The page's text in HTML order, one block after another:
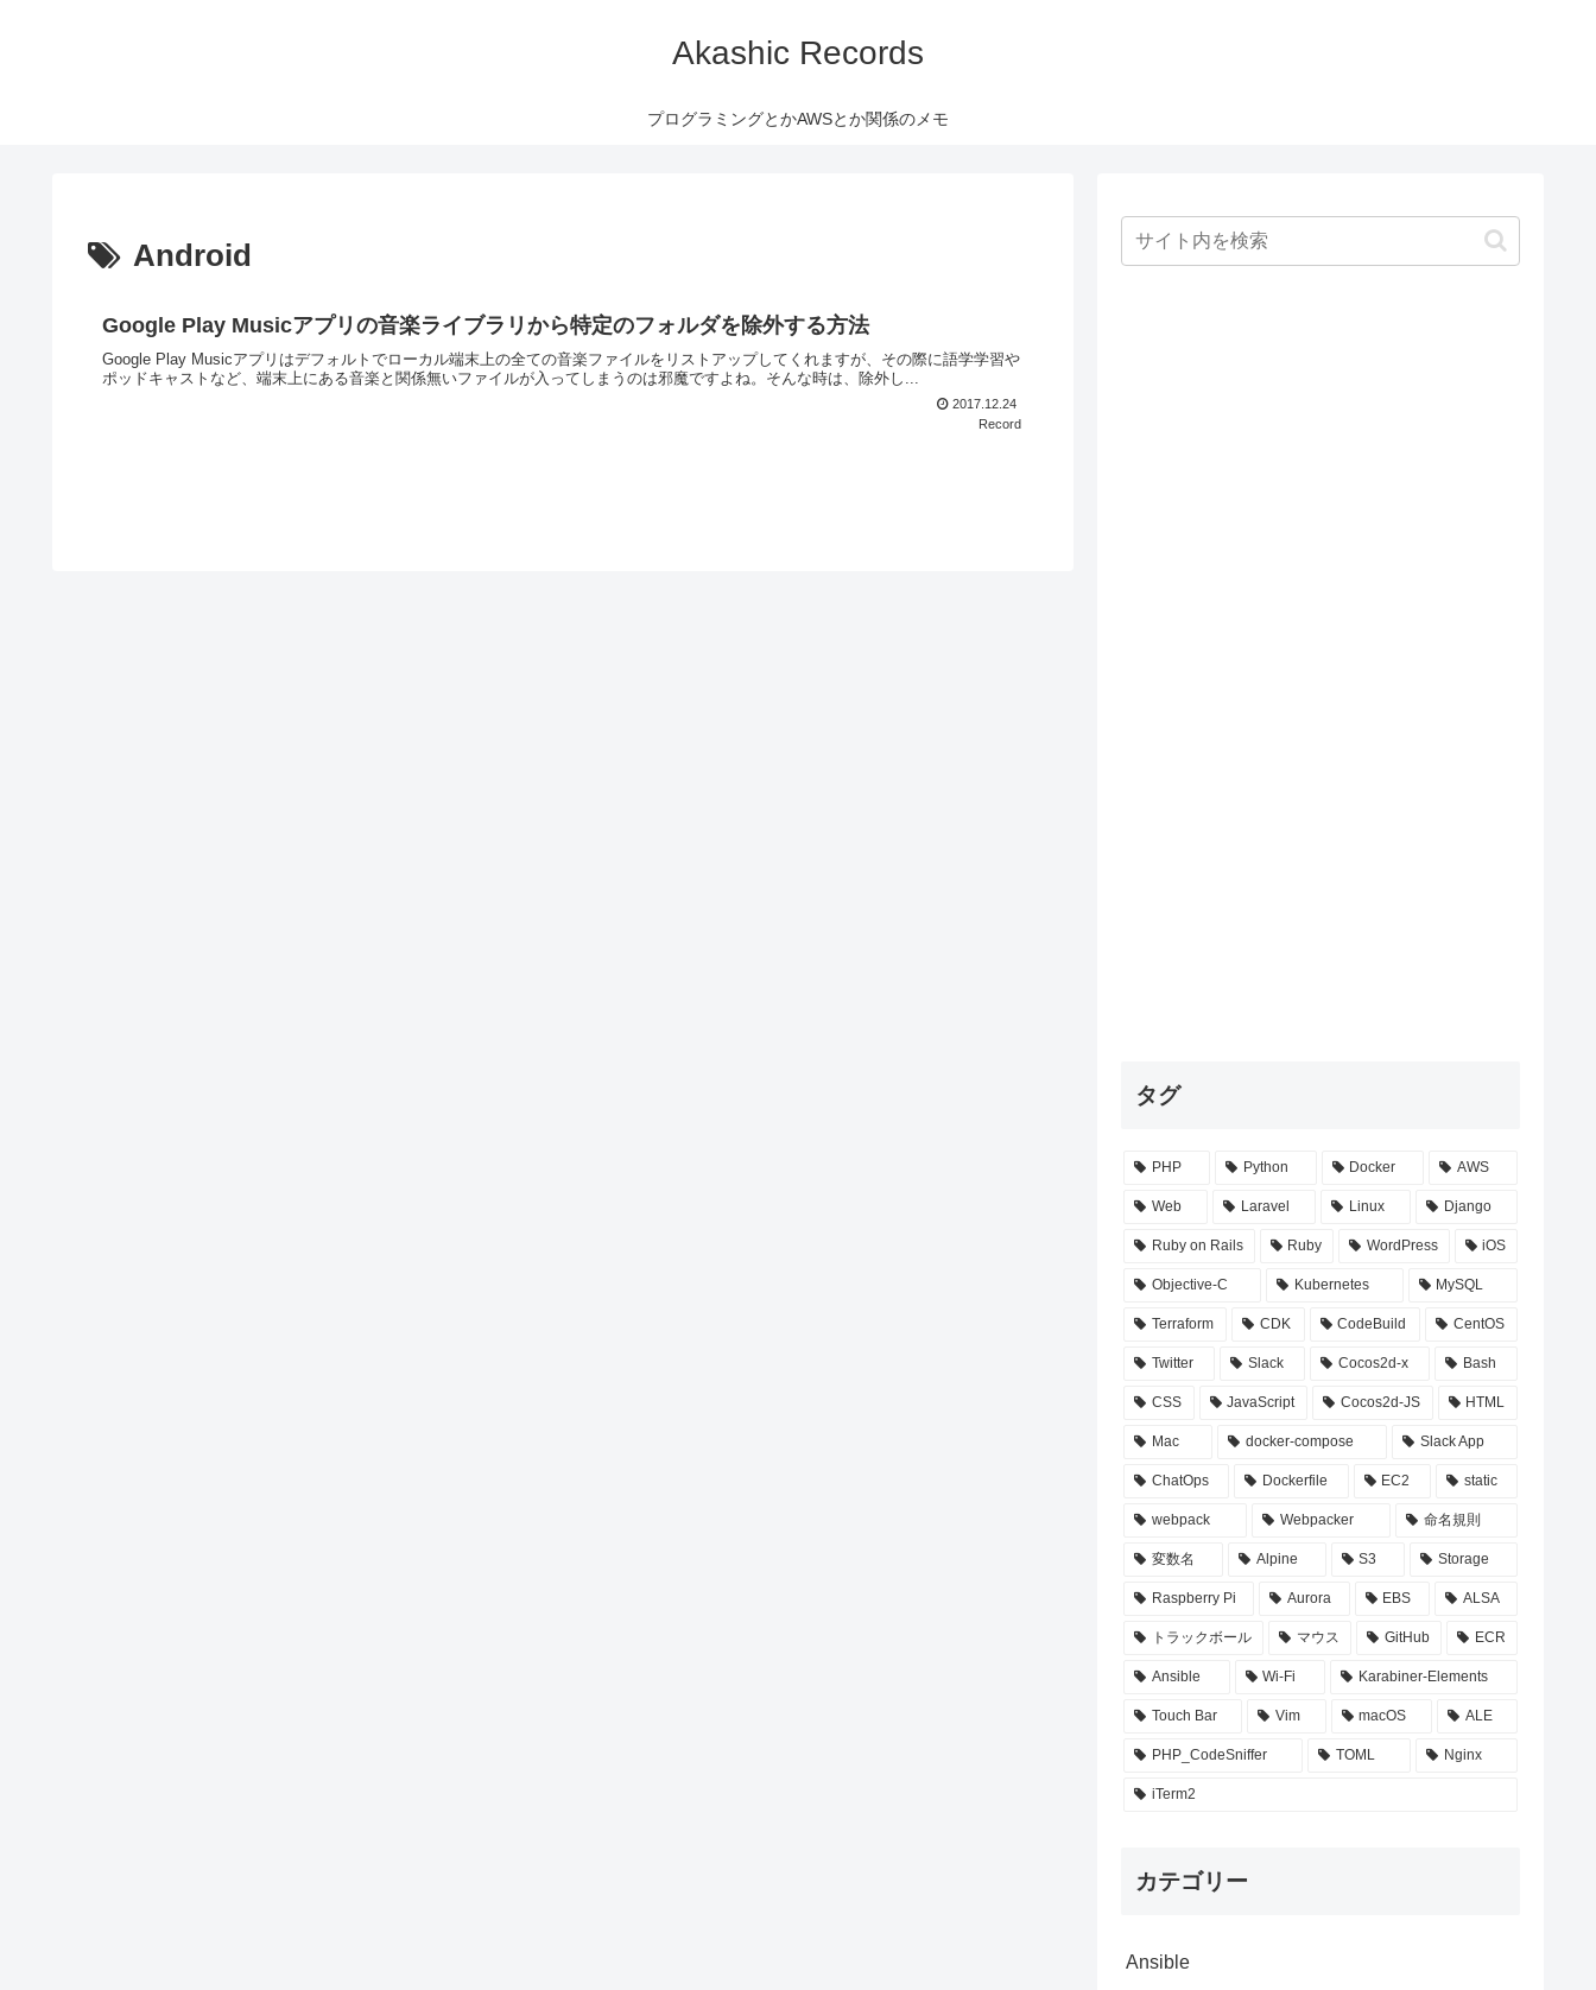
Akashic Records
プログラミングとかAWSとか関係のメモ
Android
Google Play Musicアプリの音楽ライブラリから特定のフォルダを除外する方法
Google Play Musicアプリはデフォルトでローカル端末上の全ての音楽ファイルをリストアップしてくれますが、その際に語学学習や
ポッドキャストなど、端末上にある音楽と関係無いファイルが入ってしまうのは邪魔ですよね。そんな時は、除外し...
2017.12.24
Record
タグ
PHP Python Docker AWS
Web Laravel Linux Django
Ruby on Rails Ruby WordPress iOS
Objective-C Kubernetes MySQL
Terraform CDK CodeBuild CentOS
Twitter Slack Cocos2d-x Bash
CSS JavaScript Cocos2d-JS HTML
Mac docker-compose Slack App
ChatOps Dockerfile EC2 static
webpack Webpacker 命名規則
変数名 Alpine S3 Storage
Raspberry Pi Aurora EBS ALSA
トラックボール マウス GitHub ECR
Ansible Wi-Fi Karabiner-Elements
Touch Bar Vim macOS ALE
PHP_CodeSniffer TOML Nginx
iTerm2
カテゴリー
Ansible